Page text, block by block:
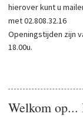
hierover kunt u
met 02.808.32.16
Openingstijden zijn
18.00u.
Welkom